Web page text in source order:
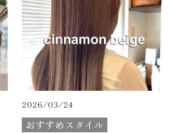
2026/03/24
おすすめスタイル